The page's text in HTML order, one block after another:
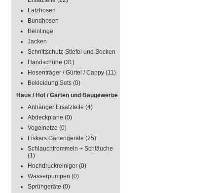
Latzhosen
Bundhosen
Beinlinge
Jacken
Schnittschutz-Stiefel und Socken
Handschuhe (31)
Hosenträger / Gürtel / Cappy (11)
Bekleidung Sets (0)
Haus / Hof / Garten und Baugewerbe
Anhänger Ersatzteile (4)
Abdeckplane (0)
Vogelnetze (0)
Fiskars Gartengeräte (25)
Schlauchtrommeln + Schläuche
(1)
Hochdruckreiniger (0)
Wasserpumpen (0)
Sprühgeräte (0)